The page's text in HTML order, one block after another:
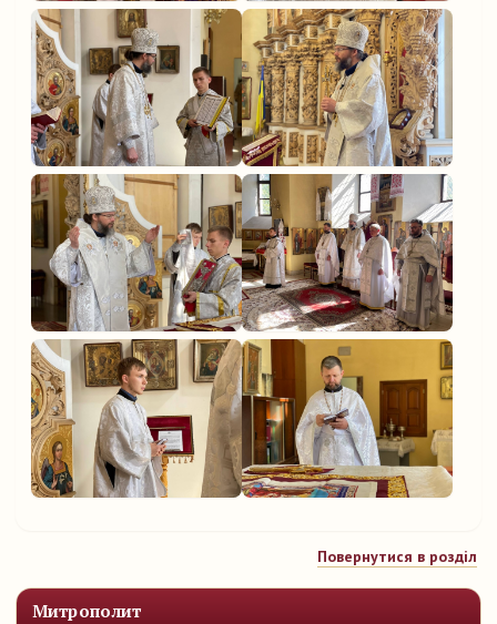
Митрополит
Повернутися в розділ